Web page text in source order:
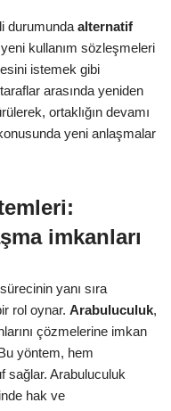
durumunda alternatif
kullanım sözleşmeleri
istemek gibi
arasında yeniden
ortaklığın devamı
yeni anlaşmalar
imkanları
yanı sıra
rol oynar. Arabuluculuk,
çözmelerine imkan
yöntem, hem
sağlar. Arabuluculuk
hak ve